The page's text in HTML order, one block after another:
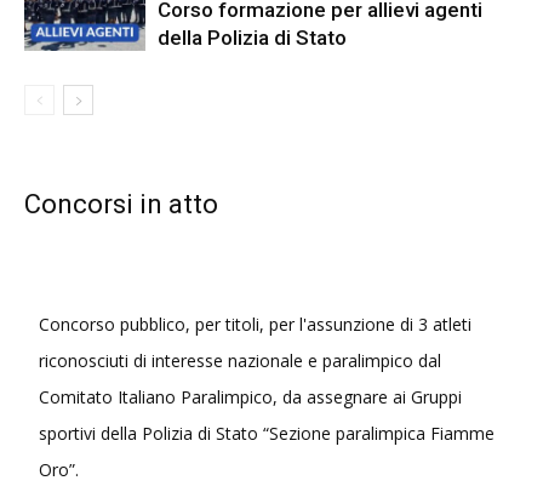
Corso formazione per allievi agenti
della Polizia di Stato
Concorsi in atto
Concorso pubblico, per titoli, per l'assunzione di 3 atleti
riconosciuti di interesse nazionale e paralimpico dal
Comitato Italiano Paralimpico, da assegnare ai Gruppi
sportivi della Polizia di Stato “Sezione paralimpica Fiamme
Oro”.